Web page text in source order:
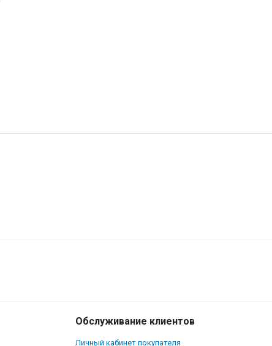
Обслуживание клиентов
Личный кабинет покупателя